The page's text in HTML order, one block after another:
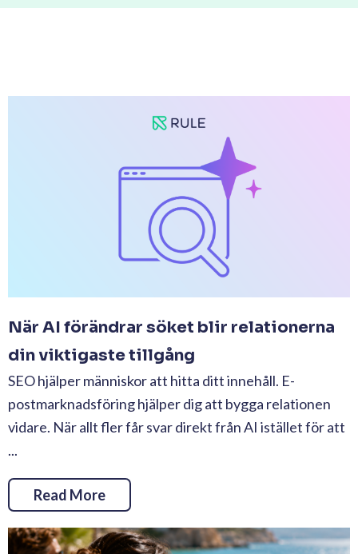
När AI förändrar söket blir relationerna
din viktigaste tillgång
SEO hjälper människor att hitta ditt innehåll. E-
postmarknadsföring hjälper dig att bygga relationen
vidare. När allt fler får svar direkt från AI istället för att
...
Read More